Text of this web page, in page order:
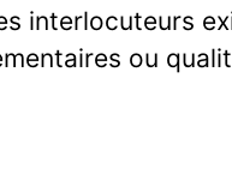
interlocuteurs
ou